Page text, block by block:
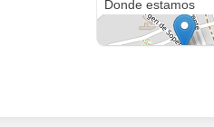
Donde estamos